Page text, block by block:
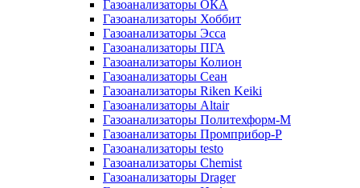
Газоанализаторы ОКА
Газоанализаторы Хоббит
Газоанализаторы Эсса
Газоанализаторы ПГА
Газоанализаторы Колион
Газоанализаторы Сеан
Газоанализаторы Riken Keiki
Газоанализаторы Altair
Газоанализаторы Политехформ-М
Газоанализаторы Промприбор-Р
Газоанализаторы testo
Газоанализаторы Chemist
Газоанализаторы Drager